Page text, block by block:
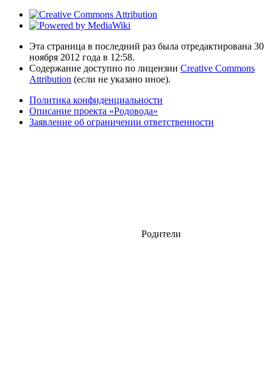
Родители
Эта страница в последний раз была отредактирована 30
ноября 2012 года в 12:58.
Содержание доступно по лицензии Creative Commons
Attribution (если не указано иное).
Политика конфиденциальности
Описание проекта «Родовода»
Заявление об ограничении ответственности